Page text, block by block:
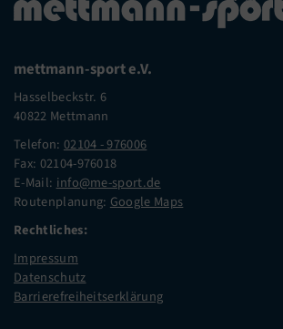
mettmann-sport e.V.
Hasselbeckstr. 6
40822 Mettmann
Telefon: 02104 - 976006
Fax: 02104-976018
E-Mail: info@me-sport.de
Routenplanung: Google Maps
Rechtliches:
Impressum
Datenschutz
Barrierefreiheitserklärung